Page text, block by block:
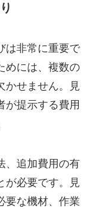
は非常に重要で
めには、複数の
かせません。見
が提示する費用
、追加費用の有
が必要です。見
要な機材、作業